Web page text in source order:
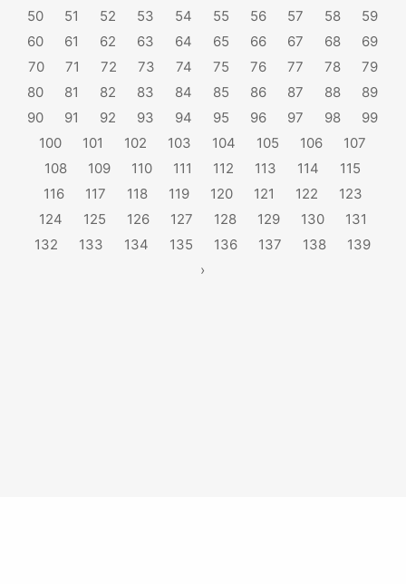
50
51 52 53 54 55 56 57 58
59
60
61 62 63 64 65 66 67 68
69
70
71 72 73 74 75 76 77 78
79
80
81 82 83 84 85 86 87 88
89
90
91 92 93 94 95 96 97 98
99
100
101 102 103 104 105 106
107
108
109 110 111 112 113 114
115
116
117 118 119 120 121 122
123
124
125 126 127 128 129 130
131
132
133 134 135 136 137 138
139
›